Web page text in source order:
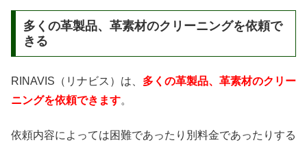
多くの革製品、革素材のクリーニングを依頼で
きる
RINAVIS（リナビス）は、 多くの革製品、革素材のクリー
ニングを依頼できます。
依頼内容によっては困難であったり別料金であったりする